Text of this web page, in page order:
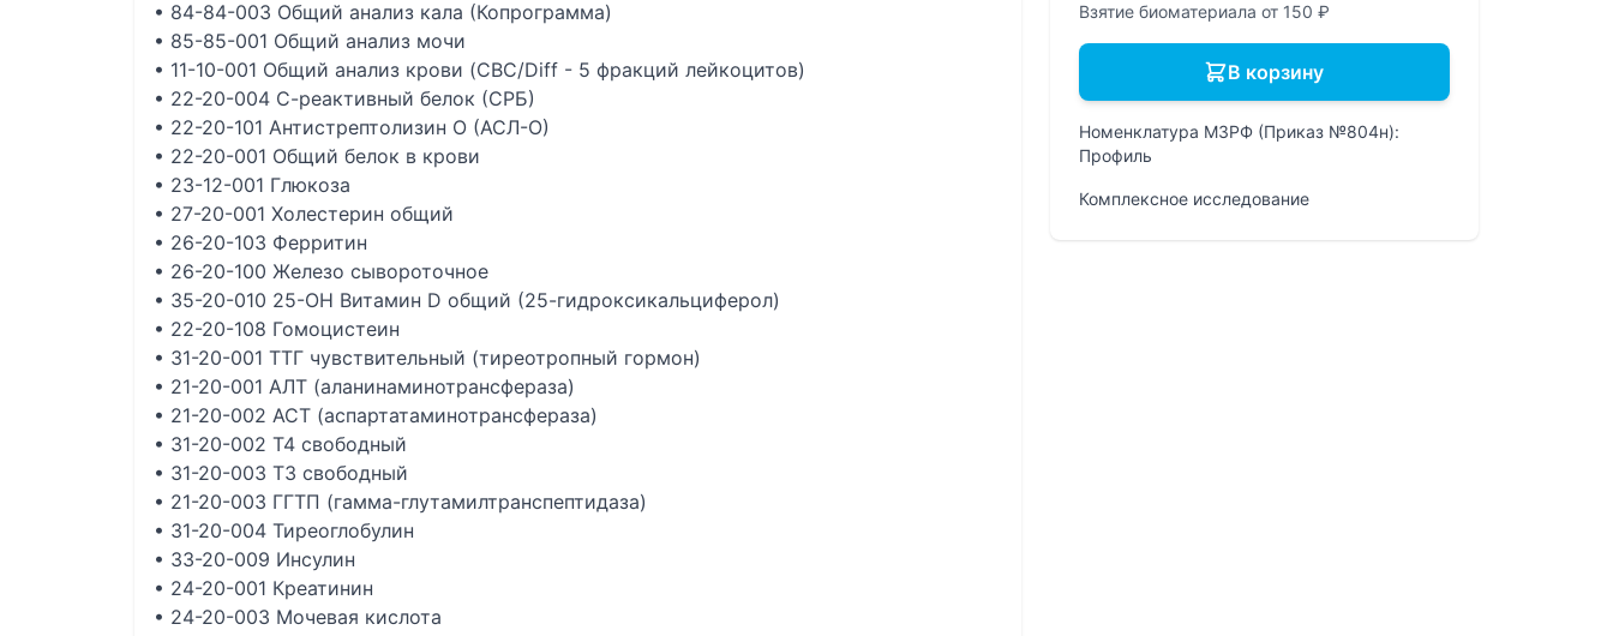
• 84-84-003 Общий анализ кала (Копрограмма)
• 85-85-001 Общий анализ мочи
• 11-10-001 Общий анализ крови (CBC/Diff - 5 фракций лейкоцитов)
• 22-20-004 С-реактивный белок (СРБ)
• 22-20-101 Антистрептолизин О (АСЛ-О)
• 22-20-001 Общий белок в крови
• 23-12-001 Глюкоза
• 27-20-001 Холестерин общий
• 26-20-103 Ферритин
• 26-20-100 Железо сывороточное
• 35-20-010 25-OH Витамин D общий (25-гидроксикальциферол)
• 22-20-108 Гомоцистеин
• 31-20-001 ТТГ чувствительный (тиреотропный гормон)
• 21-20-001 АЛТ (аланинаминотрансфераза)
• 21-20-002 АСТ (аспартатаминотрансфераза)
• 31-20-002 Т4 свободный
• 31-20-003 Т3 свободный
• 21-20-003 ГГТП (гамма-глутамилтранспептидаза)
• 31-20-004 Тиреоглобулин
• 33-20-009 Инсулин
• 24-20-001 Креатинин
• 24-20-003 Мочевая кислота
Взятие биоматериала от 150 ₽
В корзину
Номенклатура МЗРФ (Приказ №804н):
Профиль
Комплексное исследование